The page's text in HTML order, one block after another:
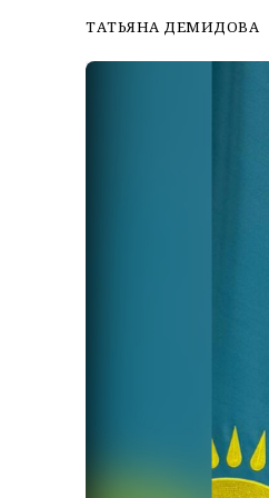
ТАТЬЯНА ДЕМИДОВА